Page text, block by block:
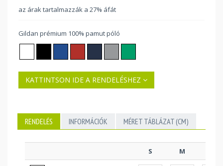
az árak tartalmazzák a 27% áfát
Gildan prémium 100% pamut póló
KATTINTSON IDE A RENDELÉSHEZ
RENDELÉS INFORMÁCIÓK MÉRET TÁBLÁZAT (CM)
S M